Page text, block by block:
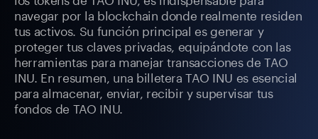
navegar por la blockchain donde realmente residen
tus activos. Su función principal es generar y
proteger tus claves privadas, equipándote con las
herramientas para manejar transacciones de TAO
INU. En resumen, una billetera TAO INU es esencial
para almacenar, enviar, recibir y supervisar tus
fondos de TAO INU.